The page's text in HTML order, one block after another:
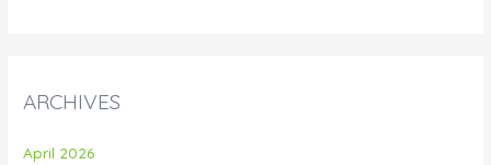
ARCHIVES
April 2026